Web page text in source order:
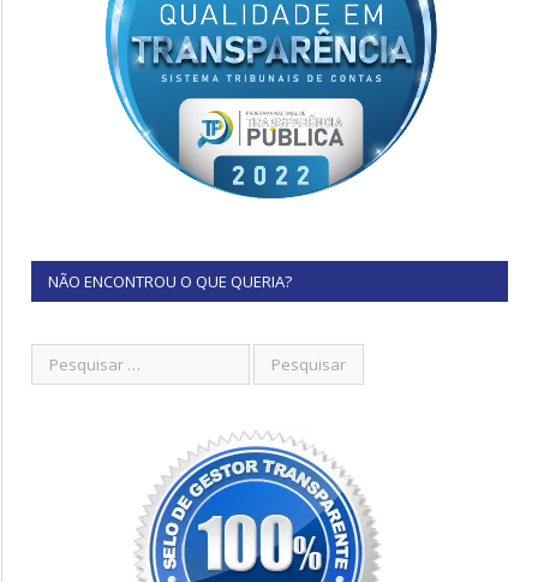
NÃO ENCONTROU O QUE QUERIA?